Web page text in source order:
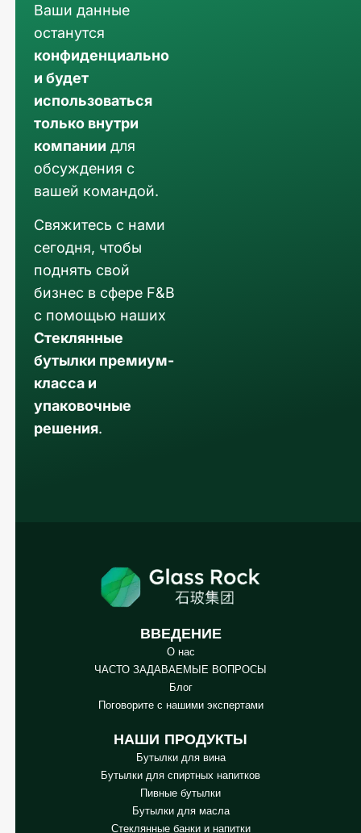
Ваши данные
останутся
конфиденциально
и будет
использоваться
только внутри
компании для
обсуждения с
вашей командой.
Свяжитесь с нами
сегодня, чтобы
поднять свой
бизнес в сфере F&B
с помощью наших
Стеклянные
бутылки премиум-
класса и
упаковочные
решения.
ВВЕДЕНИЕ
О нас
ЧАСТО ЗАДАВАЕМЫЕ ВОПРОСЫ
Блог
Поговорите с нашими экспертами
НАШИ ПРОДУКТЫ
Бутылки для вина
Бутылки для спиртных напитков
Пивные бутылки
Бутылки для масла
Стеклянные банки и напитки
Japanese